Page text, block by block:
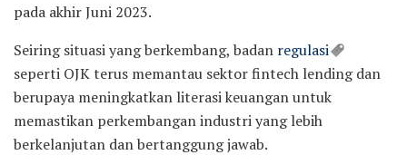
pada akhir Juni 2023.
Seiring situasi yang berkembang, badan regulasi
seperti OJK terus memantau sektor fintech lending dan
berupaya meningkatkan literasi keuangan untuk
memastikan perkembangan industri yang lebih
berkelanjutan dan bertanggung jawab.